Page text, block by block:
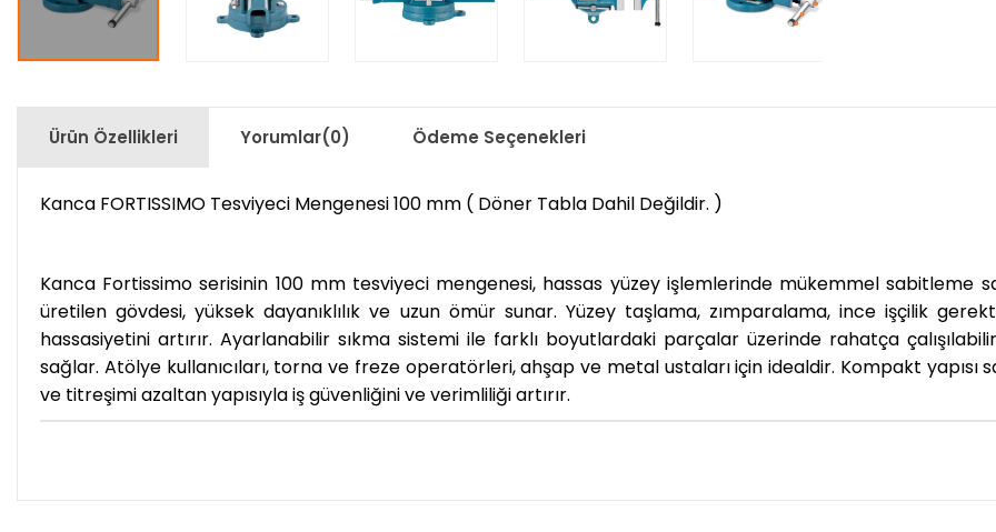
Ürün Özellikleri Yorumlar(0) Ödeme Seçenekleri
Kanca FORTISSIMO Tesviyeci Mengenesi 100 mm ( Döner Tabla Dahil Değildir. )
Kanca Fortissimo serisinin 100 mm tesviyeci mengenesi, hassas yüzey işlemlerinde mükemmel
üretilen gövdesi, yüksek dayanıklılık ve uzun ömür sunar. Yüzey taşlama, zımparalama, ince işçilik
hassasiyetini artırır. Ayarlanabilir sıkma sistemi ile farklı boyutlardaki parçalar üzerinde rahatça
sağlar. Atölye kullanıcıları, torna ve freze operatörleri, ahşap ve metal ustaları için idealdir. Kompakt
ve titreşimi azaltan yapısıyla iş güvenliğini ve verimliliği artırır.